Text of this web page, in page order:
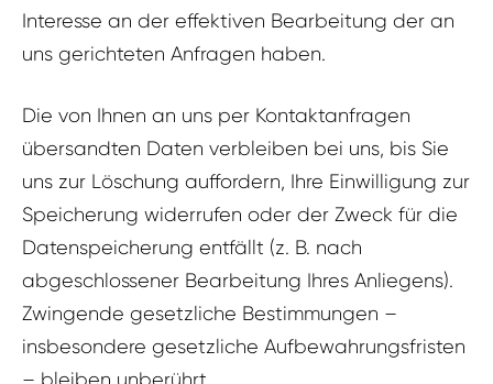
Interesse an der effektiven Bearbeitung der an
uns gerichteten Anfragen haben.
Die von Ihnen an uns per Kontaktanfragen
übersandten Daten verbleiben bei uns, bis Sie
uns zur Löschung auffordern, Ihre Einwilligung zur
Speicherung widerrufen oder der Zweck für die
Datenspeicherung entfällt (z. B. nach
abgeschlossener Bearbeitung Ihres Anliegens).
Zwingende gesetzliche Bestimmungen –
insbesondere gesetzliche Aufbewahrungsfristen
– bleiben unberührt.